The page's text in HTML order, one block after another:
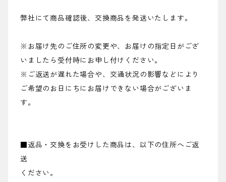
弊社にて商品確認後、交換商品を発送いたします。
※お届け先のご住所の変更や、お届けの指定日がござ
いましたら受付時にお申し付けください。
※ご返送が遅れた場合や、交通状況の影響などにより
ご希望のお日にちにお届けできない場合がございま
す。
■返品・交換をお受けした商品は、以下の住所へご返
送
ください。